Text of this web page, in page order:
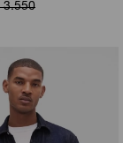
3.550